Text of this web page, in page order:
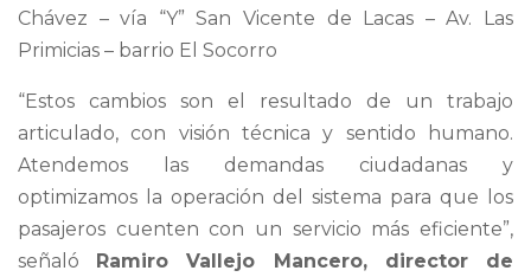
Chávez – vía “Y” San Vicente de Lacas – Av. Las
Primicias – barrio El Socorro
“Estos cambios son el resultado de un trabajo
articulado, con visión técnica y sentido humano.
Atendemos las demandas ciudadanas y
optimizamos la operación del sistema para que los
pasajeros cuenten con un servicio más eficiente”,
señaló
Ramiro Vallejo Mancero, director de